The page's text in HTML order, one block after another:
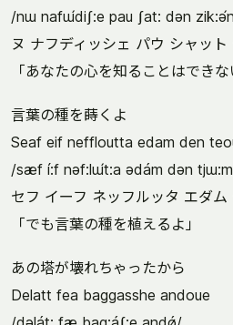
/nɯ nafɯ́diʃ:e pau ʃat: dən
ヌ ナフディッシェ パウ シャッ
「あなたの心を知ることはできな
言葉の種を蒔くよ
Seaf eif neffloutta edam den
/sæf í:f nəf:lɯ́t:a ədám dən
セフ イーフ ネッフルッタ エダム
「でも言葉の種を植えるよ」
あの塔が壊れちゃったから
Delatt fea baggasshe andoue